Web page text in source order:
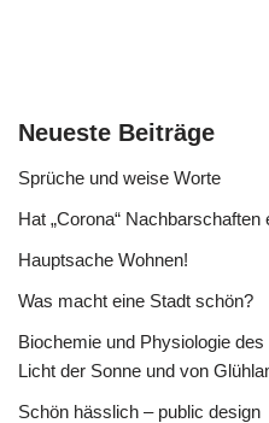
Neueste Beiträge
Sprüche und weise Worte
Hat „Corona“ Nachbarschaften
Hauptsache Wohnen!
Was macht eine Stadt schön?
Biochemie und Physiologie
Licht der Sonne und von
Schön hässlich – public design